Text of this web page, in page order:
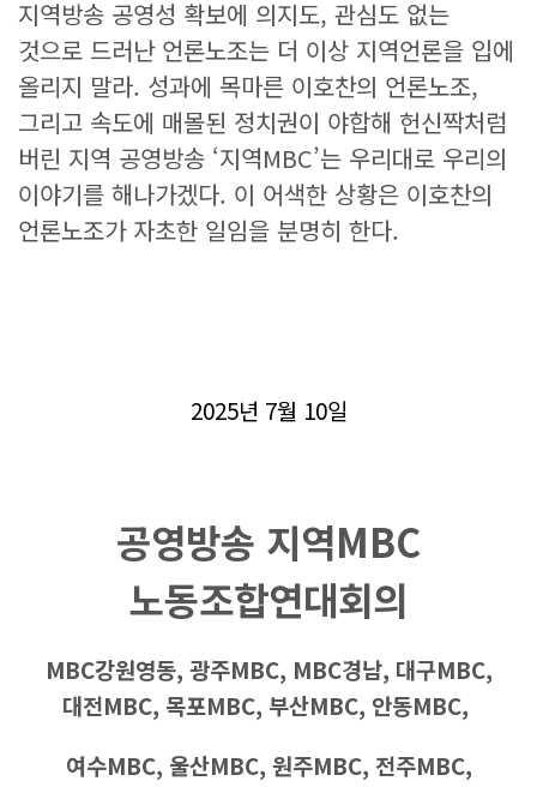
지역방송 공영성 확보에 의지도, 관심도 없는
것으로 드러난 언론노조는 더 이상 지역언론을 입에
올리지 말라. 성과에 목마른 이호찬의 언론노조,
그리고 속도에 매몰된 정치권이 야합해 헌신짝처럼
버린 지역 공영방송 ‘지역MBC’는 우리대로 우리의
이야기를 해나가겠다. 이 어색한 상황은 이호찬의
언론노조가 자초한 일임을 분명히 한다.
2025년 7월 10일
공영방송 지역MBC
노동조합연대회의
MBC강원영동, 광주MBC, MBC경남, 대구MBC,
대전MBC, 목포MBC, 부산MBC, 안동MBC,
여수MBC, 울산MBC, 원주MBC, 전주MBC,